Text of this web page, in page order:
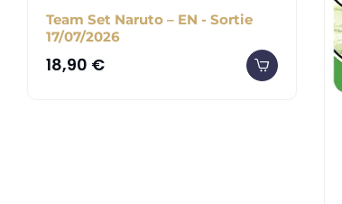
Team Set Naruto – EN - Sortie
17/07/2026
18,90 €